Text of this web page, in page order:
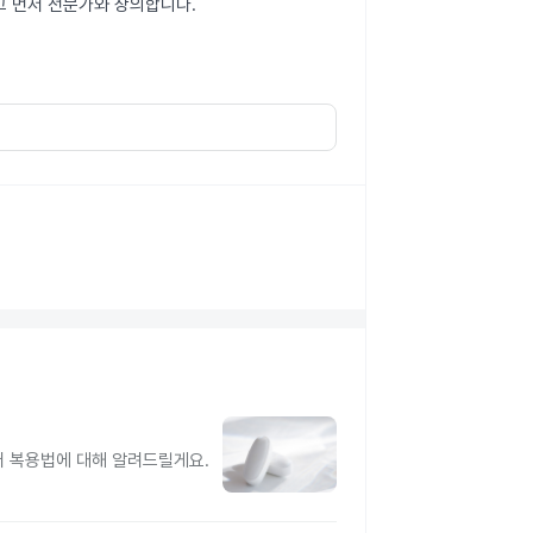
먼저 전문가와 상의합니다.
복용법에 대해 알려드릴게요.